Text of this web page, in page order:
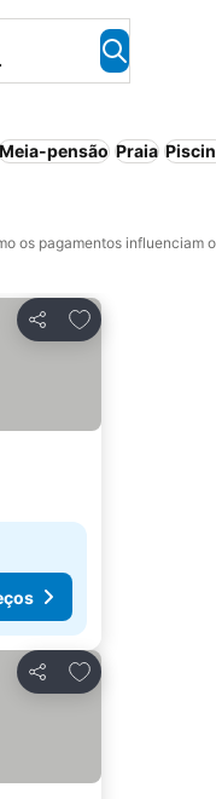
Meia-pensão Praia
os pagamentos influenciam
Partilhar
Adicionar aos
Partilhar
Adicionar aos